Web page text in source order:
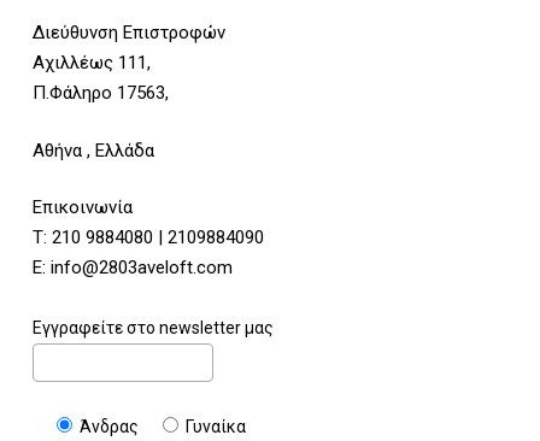
Διεύθυνση Επιστροφών
Αχιλλέως 111,
Π.Φάληρο 17563,
Αθήνα , Ελλάδα
Επικοινωνία
Τ: 210 9884080
2109884090
E: info@2803aveloft.com
Εγγραφείτε στο newsletter μας
Άνδρας Γυναίκα